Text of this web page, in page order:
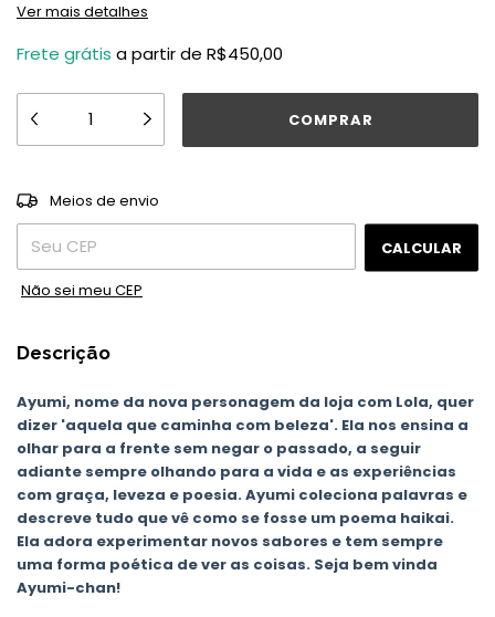
Ver mais detalhes
Frete grátis a partir de R$450,00
Entregas para o CEP:
Meios de envio
CALCULAR
Não sei meu CEP
Descrição
Ayumi, nome da nova personagem da loja com Lola, quer
dizer 'aquela que caminha com beleza'. Ela nos ensina a
olhar para a frente sem negar o passado, a seguir
adiante sempre olhando para a vida e as experiências
com graça, leveza e poesia. Ayumi coleciona palavras e
descreve tudo que vê como se fosse um poema haikai.
Ela adora experimentar novos sabores e tem sempre
uma forma poética de ver as coisas. Seja bem vinda
Ayumi-chan!